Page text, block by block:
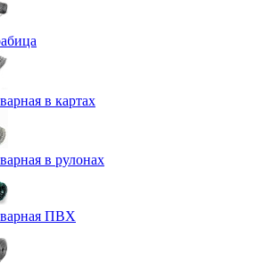
в картах
в рулонах
ПВХ